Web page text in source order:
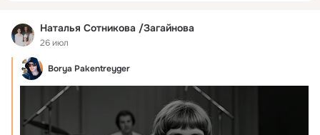
Наталья Сотникова /Загайнова
26 июл
Borya Pakentreyger